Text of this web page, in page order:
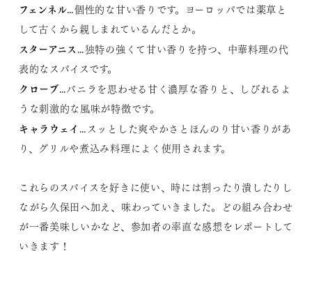
フェンネル…個性的な甘い香りです。ヨーロッパでは薬草と
して古くから親しまれているんだとか。
スターアニス …独特の強くて甘い香りを持つ、中華料理の代
表的なスパイスです。
クローブ…バニラを思わせる甘く濃厚な香りと、しびれるよ
うな刺激的な風味が特徴です。
キャラウェイ …スッとした爽やかさとほんのり甘い香りがあ
り、グリルや煮込み料理によく使用されます。
これらのスパイスを好きに使い、時には割ったり潰したりし
ながら久保田へ加え、味わっていきました。どの組み合わせ
が一番美味しいかなど、参加者の率直な感想をレポートして
いきます！